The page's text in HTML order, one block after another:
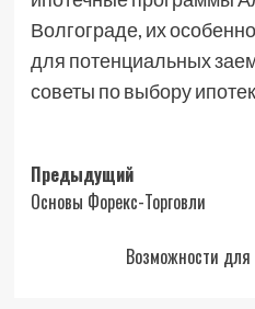
Волгограде, их
для потенциальных
советы по выбору
Навигация
записи
Предыдущий
Основы Форекс-Торговли
Возможности для